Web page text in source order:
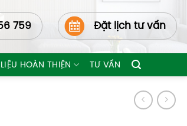
759 Đặt lịch tư vấn
HOÀN THIỆN TƯ VẤN